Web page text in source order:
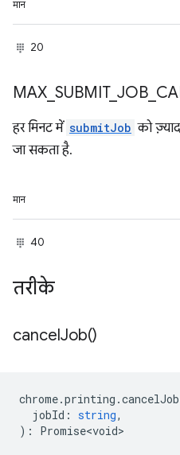
मान
20
MAX SUBMIT_ JOB
हर मिनट में submitJob को
जा सकता है.
मान
40
तरीके
cancelJob()
chrome.printing .cancelJob
jobId : string,
) : Promise<void>